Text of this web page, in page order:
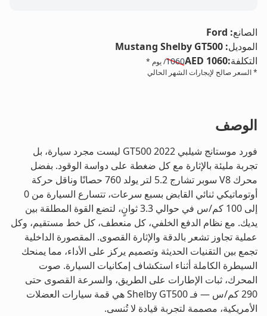
الصانع:
Ford
الموديل:
Mustang Shelby GT500
التكلفة:
AED 1060
1060/ يوم *
* السعر صالح لإيجارات الشهر الحالي
الوصف
فورد موستانج شيلبي GT500 2022 ليست مجرد سيارة، بل
تجربة مليئة بالإثارة مع كل ضغطة على دواسة الوقود. بفضل
محرك V8 سوبر تشارج 5.2 لتر يولد 760 حصانًا وناقل حركة
أوتوماتيكي ثنائي القابض بسبع سرعات، تتسارع السيارة من 0
إلى 100 كم/س في حوالي 3.3 ثوانٍ، لتضع القوة المطلقة بين
يديك. مع نظام الدفع الخلفي، كل منعطف، كل خط مستقيم، وكل
عملية تجاوز تشعر بالدقة والإثارة القصوى. المقصورة الداخلية
تجمع بين التقنيات الحديثة وتصميم يركز على الأداء، مما يمنحك
السيطرة الكاملة أثناء استكشاف إمكانيات السيارة. صوت
المحرك، ثبات الإطارات على الطريق، والسرعة القصوى حتى
290 كم/س — فـ Shelby GT500 هي قمة سيارات العضلات
الأمريكية، مصممة لتجربة قيادة لا تُنسى.